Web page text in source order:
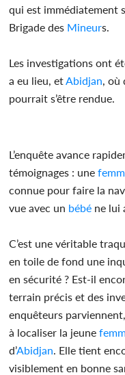
qui est immédiatement
Brigade des Mineurs.
Les investigations ont
a eu lieu, et Abidjan ,
pourrait s’être rendue.
L’enquête avance
témoignages : une
connue pour faire la
vue avec un bébé ne lui
C’est une véritable
en toile de fond une
en sécurité ? Est-il
terrain précis et des
enquêteurs
à localiser la jeune
d’Abidjan . Elle tient
visiblement en bonne